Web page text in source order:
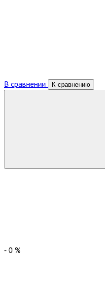
В сравнении К сравнению
- 0 %